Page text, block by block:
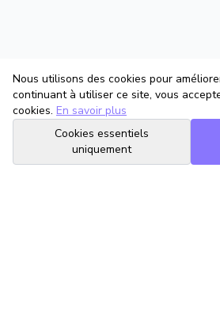
Nous utilisons des cookies pour
continuant à utiliser ce site, vous
cookies. En savoir plus
Cookies essentiels
uniquement